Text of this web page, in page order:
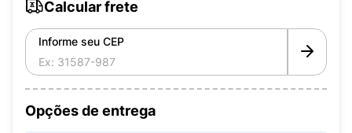
Calcular frete
Informe seu CEP
Opções de entrega